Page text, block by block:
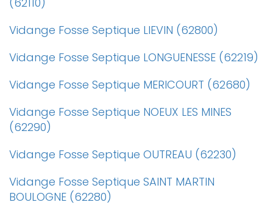
Vidange Fosse Septique LIEVIN (62800)
Vidange Fosse Septique LONGUENESSE (62219)
Vidange Fosse Septique MERICOURT (62680)
Vidange Fosse Septique NOEUX LES MINES
(62290)
Vidange Fosse Septique OUTREAU (62230)
Vidange Fosse Septique SAINT MARTIN
BOULOGNE (62280)